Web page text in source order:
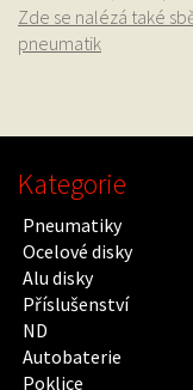
Zde se nalézá také
pneumatik
Kategorie
Pneumatiky
Ocelové disky
Alu disky
Příslušenství
ND
Autobaterie
Poklice